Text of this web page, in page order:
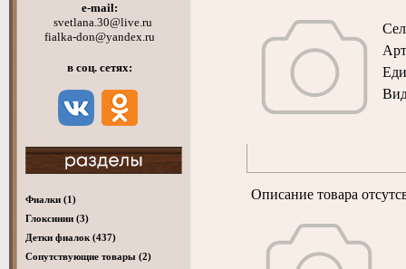
e-mail:
svetlana.30@live.ru
fialka-don@yandex.ru
в соц. сетях:
Фиалки (1)
Глоксинии (3)
Детки фиалок (437)
Cопутствующие товары (2)
Описание товара